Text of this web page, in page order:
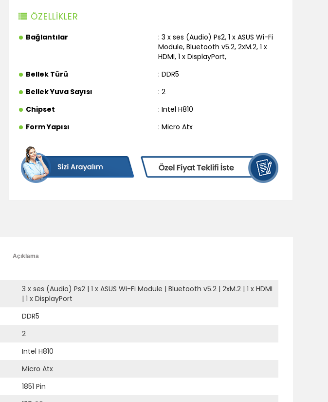
ÖZELLİKLER
Bağlantılar : 3 x ses (Audio) Ps2, 1 x ASUS Wi-Fi
Module, Bluetooth v5.2, 2xM.2, 1 x
HDMI, 1 x DisplayPort,
Bellek Türü
: DDR5
Bellek Yuva Sayısı
: 2
Chipset
: Intel H810
Form Yapısı
: Micro Atx
Açıklama
3 x ses (Audio) Ps2 | 1 x ASUS Wi-Fi Module | Bluetooth v5.2 | 2xM.2 | 1 x HDMI
| 1 x DisplayPort
DDR5
2
Intel H810
Micro Atx
1851 Pin